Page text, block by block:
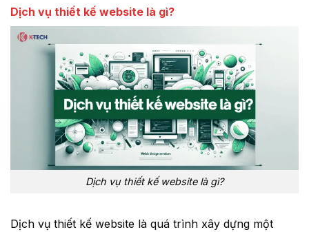
Dịch vụ thiết kế website là gì?
Dịch vụ thiết kế website là gì?
Dịch vụ thiết kế website là quá trình xây dựng một